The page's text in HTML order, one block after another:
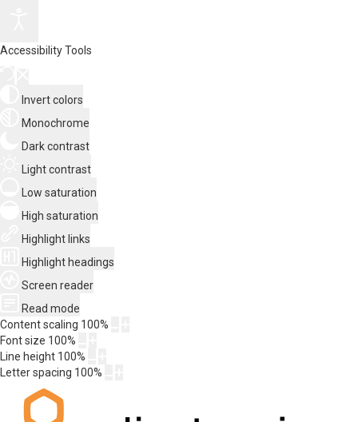
Accessibility Tools
Invert colors
Monochrome
Dark contrast
Light contrast
Low saturation
High saturation
Highlight links
Highlight headings
Screen reader
Read mode
Content scaling 100%
Font size 100%
Line height 100%
Letter spacing 100%